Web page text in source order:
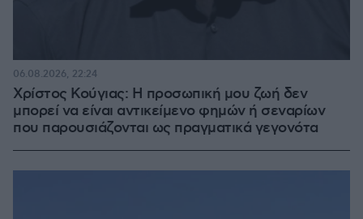
Χρίστος Κούγιας: Η προσωπική μου ζωή δεν
μπορεί να είναι αντικείμενο φημών ή σεναρίων
που παρουσιάζονται ως πραγματικά γεγονότα
06.08.2026, 22:24